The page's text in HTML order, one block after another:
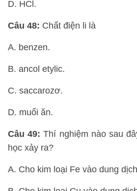
D. HCl.
Câu 48: Chất điện li là
A. benzen.
B. ancol etylic.
C. saccarozơ.
D. muối ăn.
Câu 49: Thí nghiệm nào sau
học xảy ra?
A. Cho kim loại Fe vào dung